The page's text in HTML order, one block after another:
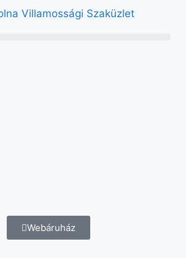
Villamossági Szaküzlet
Webáruház